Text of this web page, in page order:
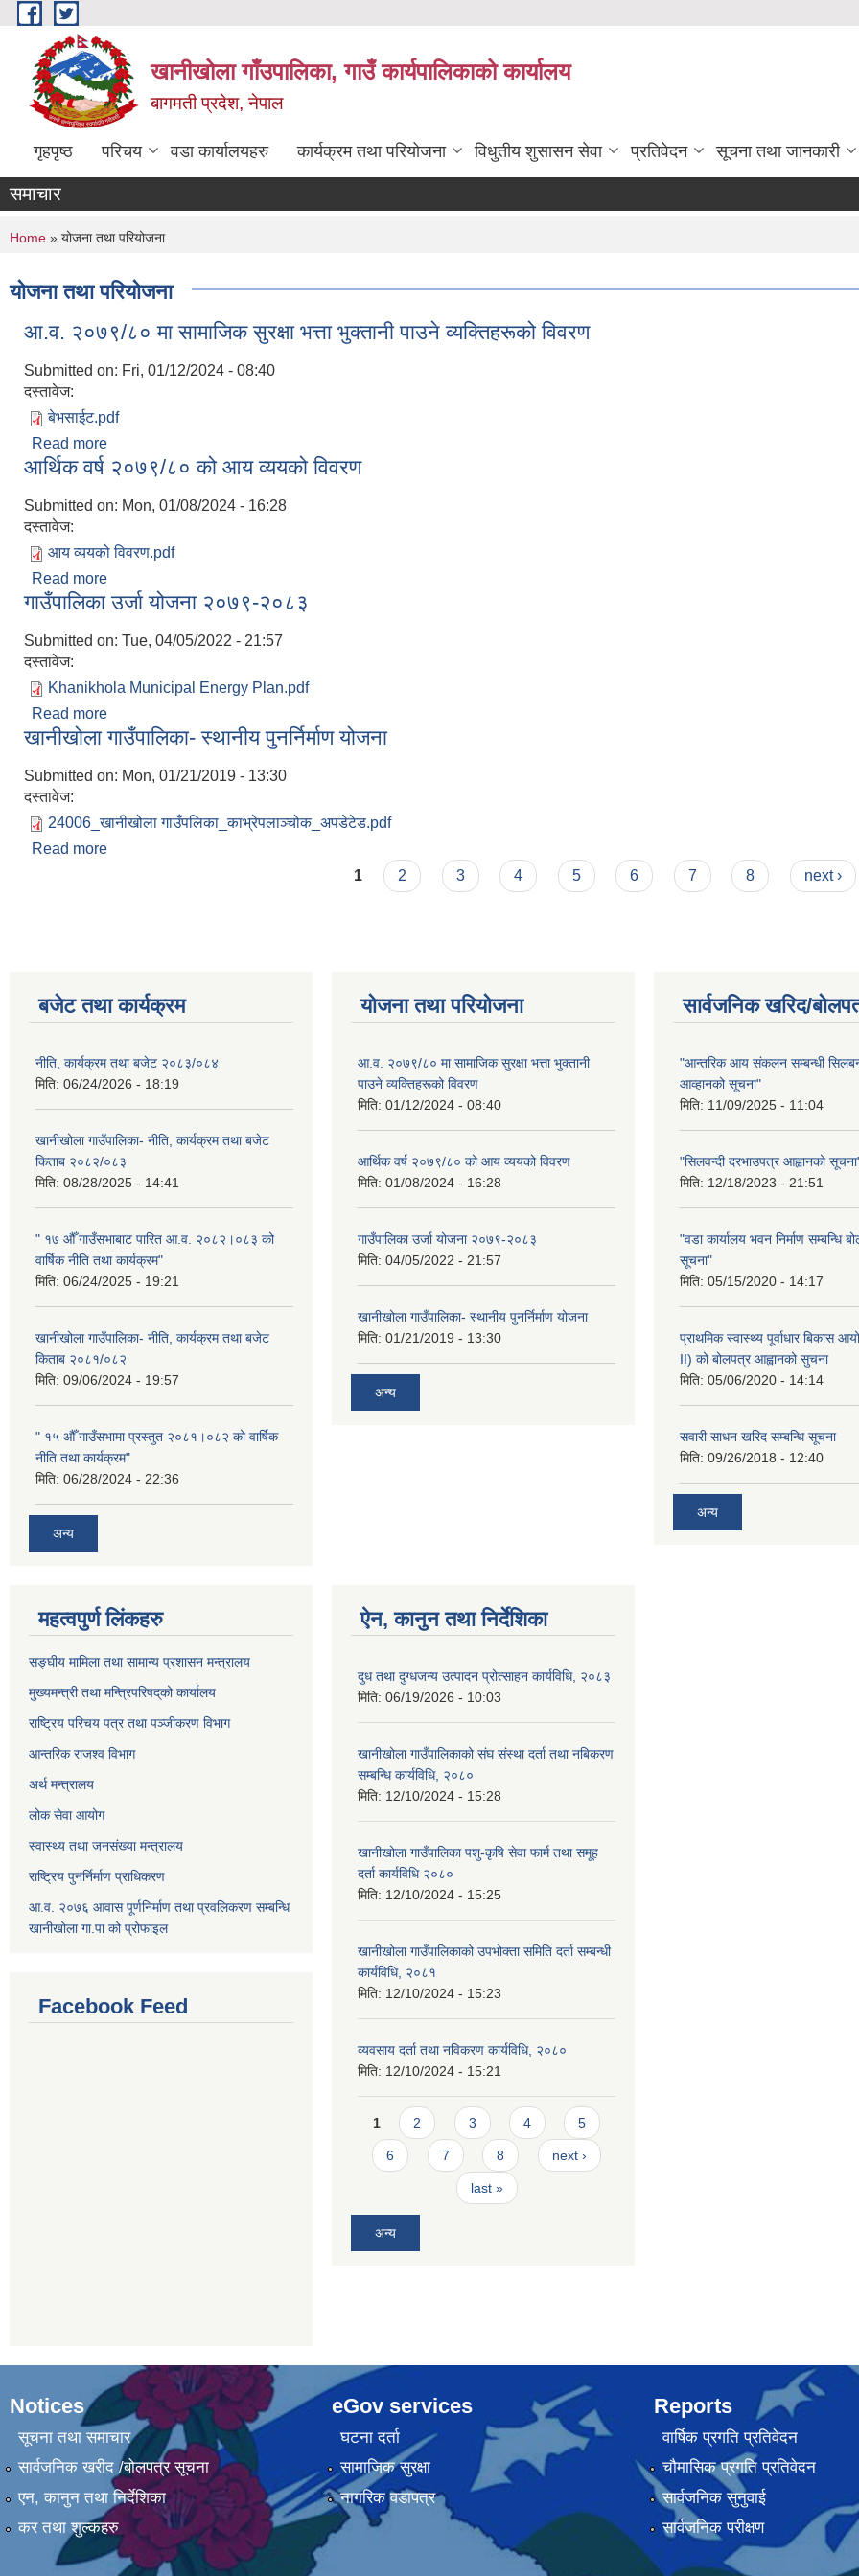
Skip to main content
खानीखोला गाँउपालिका, गाउँ कार्यपालिकाको कार्यालय
बागमती प्रदेश, नेपाल
गृहपृष्ठ परिचय वडा कार्यालयहरु कार्यक्रम तथा परियोजना विधुतीय शुसासन सेवा प्रतिवेदन सूचना तथा जानकारी
समाचार
You are here
Home » योजना तथा परियोजना
योजना तथा परियोजना
आ.व. २०७९/८० मा सामाजिक सुरक्षा भत्ता भुक्तानी पाउने व्यक्तिहरूको विवरण
Submitted on: Fri, 01/12/2024 - 08:40
दस्तावेज:
बेभसाईट.pdf
Read more
आर्थिक वर्ष २०७९/८० को आय व्ययको विवरण
Submitted on: Mon, 01/08/2024 - 16:28
दस्तावेज:
आय व्ययको विवरण.pdf
Read more
गाउँपालिका उर्जा योजना २०७९-२०८३
Submitted on: Tue, 04/05/2022 - 21:57
दस्तावेज:
Khanikhola Municipal Energy Plan.pdf
Read more
खानीखोला गाउँपालिका- स्थानीय पुनर्निर्माण योजना
Submitted on: Mon, 01/21/2019 - 13:30
दस्तावेज:
24006_खानीखोला गाउँपलिका_काभ्रेपलाञ्चोक_अपडेटेड.pdf
Read more
1 2 3 4 5 6 7 8 next ›
बजेट तथा कार्यक्रम
नीति, कार्यक्रम तथा बजेट २०८३/०८४
मिति: 06/24/2026 - 18:19
खानीखोला गाउँपालिका- नीति, कार्यक्रम तथा बजेट
किताब २०८२/०८३
मिति: 08/28/2025 - 14:41
" १७ औँ गाउँसभाबाट पारित आ.व. २०८२।०८३ को
वार्षिक नीति तथा कार्यक्रम"
मिति: 06/24/2025 - 19:21
खानीखोला गाउँपालिका- नीति, कार्यक्रम तथा बजेट
किताब २०८१/०८२
मिति: 09/06/2024 - 19:57
" १५ औँ गाउँसभामा प्रस्तुत २०८१।०८२ को वार्षिक
नीति तथा कार्यक्रम"
मिति: 06/28/2024 - 22:36
अन्य
योजना तथा परियोजना
आ.व. २०७९/८० मा सामाजिक सुरक्षा भत्ता भुक्तानी
पाउने व्यक्तिहरूको विवरण
मिति: 01/12/2024 - 08:40
आर्थिक वर्ष २०७९/८० को आय व्ययको विवरण
मिति: 01/08/2024 - 16:28
गाउँपालिका उर्जा योजना २०७९-२०८३
मिति: 04/05/2022 - 21:57
खानीखोला गाउँपालिका- स्थानीय पुनर्निर्माण योजना
मिति: 01/21/2019 - 13:30
अन्य
सार्वजनिक खरिद/
"आन्तरिक आय संकलन सम्बन्धी
आव्हानको सूचना"
मिति: 11/09/2025 - 11:04
"सिलवन्दी दरभाउपत्र आह्वानको
मिति: 12/18/2023 - 21:51
"वडा कार्यालय भवन निर्माण सम्बन्धि
सूचना"
मिति: 05/15/2020 - 14:17
प्राथमिक स्वास्थ्य पूर्वाधार बिकास
II) को बोलपत्र आह्वानको सुचना
मिति: 05/06/2020 - 14:14
सवारी साधन खरिद सम्बन्धि सूचना
मिति: 09/26/2018 - 12:40
अन्य
महत्वपुर्ण लिंकहरु
सङ्घीय मामिला तथा सामान्य प्रशासन मन्त्रालय
मुख्यमन्त्री तथा मन्त्रिपरिषद्‌को कार्यालय
राष्ट्रिय परिचय पत्र तथा पञ्जीकरण विभाग
आन्तरिक राजश्व विभाग
अर्थ मन्त्रालय
लोक सेवा आयोग
स्वास्थ्य तथा जनसंख्या मन्त्रालय
राष्ट्रिय पुनर्निर्माण प्राधिकरण
आ.व. २०७६ आवास पूर्णनिर्माण तथा प्रवलिकरण सम्बन्धि
खानीखोला गा.पा को प्रोफाइल
Facebook Feed
ऐन, कानुन तथा निर्देशिका
दुध तथा दुग्धजन्य उत्पादन प्रोत्साहन कार्यविधि, २०८३
मिति: 06/19/2026 - 10:03
खानीखोला गाउँपालिकाको संघ संस्था दर्ता तथा नबिकरण
सम्बन्धि कार्यविधि, २०८०
मिति: 12/10/2024 - 15:28
खानीखोला गाउँपालिका पशु-कृषि सेवा फार्म तथा समूह
दर्ता कार्यविधि २०८०
मिति: 12/10/2024 - 15:25
खानीखोला गाउँपालिकाको उपभोक्ता समिति दर्ता सम्बन्धी
कार्यविधि, २०८१
मिति: 12/10/2024 - 15:23
व्यवसाय दर्ता तथा नविकरण कार्यविधि, २०८०
मिति: 12/10/2024 - 15:21
Pages
1 2 3 4 5
6 7 8 next ›
last »
अन्य
Notices
सूचना तथा समाचार
सार्वजनिक खरीद /बोलपत्र सूचना
एन, कानुन तथा निर्देशिका
कर तथा शुल्कहरु
eGov services
घटना दर्ता
सामाजिक सुरक्षा
नागरिक वडापत्र
Reports
वार्षिक प्रगति प्रतिवेदन
चौमासिक प्रगति प्रतिवेदन
सार्वजनिक सुनुवाई
सार्वजनिक परीक्षण